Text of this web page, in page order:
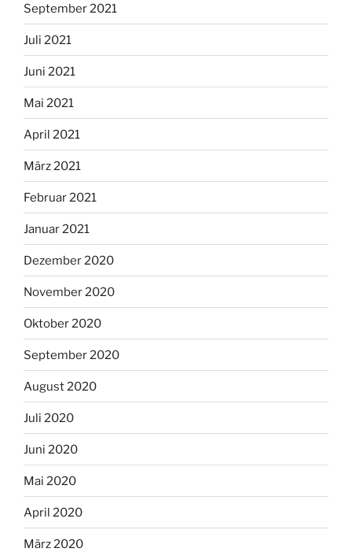
September 2021
Juli 2021
Juni 2021
Mai 2021
April 2021
März 2021
Februar 2021
Januar 2021
Dezember 2020
November 2020
Oktober 2020
September 2020
August 2020
Juli 2020
Juni 2020
Mai 2020
April 2020
März 2020